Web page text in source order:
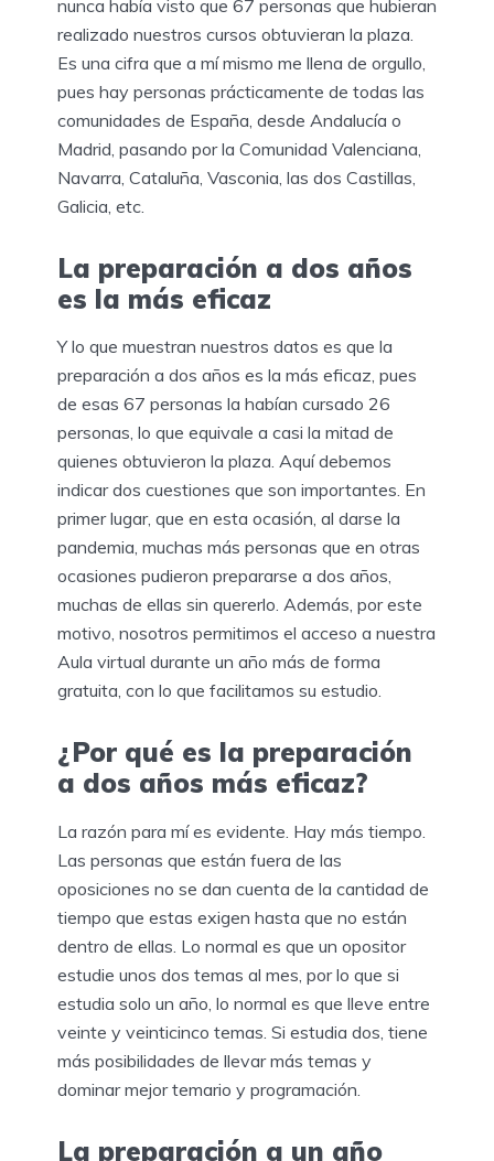
nunca había visto que 67 personas que hubieran
realizado nuestros cursos obtuvieran la plaza.
Es una cifra que a mí mismo me llena de orgullo,
pues hay personas prácticamente de todas las
comunidades de España, desde Andalucía o
Madrid, pasando por la Comunidad Valenciana,
Navarra, Cataluña, Vasconia, las dos Castillas,
Galicia, etc.
La preparación a dos años
es la más eficaz
Y lo que muestran nuestros datos es que la
preparación a dos años es la más eficaz, pues
de esas 67 personas la habían cursado 26
personas, lo que equivale a casi la mitad de
quienes obtuvieron la plaza. Aquí debemos
indicar dos cuestiones que son importantes. En
primer lugar, que en esta ocasión, al darse la
pandemia, muchas más personas que en otras
ocasiones pudieron prepararse a dos años,
muchas de ellas sin quererlo. Además, por este
motivo, nosotros permitimos el acceso a nuestra
Aula virtual durante un año más de forma
gratuita, con lo que facilitamos su estudio.
¿Por qué es la preparación
a dos años más eficaz?
La razón para mí es evidente. Hay más tiempo.
Las personas que están fuera de las
oposiciones no se dan cuenta de la cantidad de
tiempo que estas exigen hasta que no están
dentro de ellas. Lo normal es que un opositor
estudie unos dos temas al mes, por lo que si
estudia solo un año, lo normal es que lleve entre
veinte y veinticinco temas. Si estudia dos, tiene
más posibilidades de llevar más temas y
dominar mejor temario y programación.
La preparación a un año